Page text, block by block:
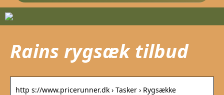
Rains rygsæk tilbud
http s://www.pricerunner.dk › Tasker › Rygsække